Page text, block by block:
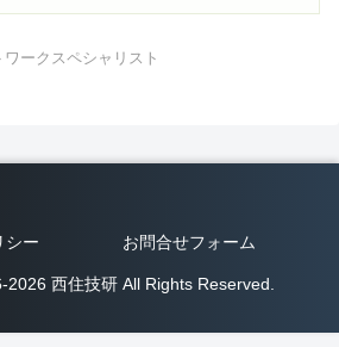
ワークスペシャリスト
シー お問合せフォーム
西住技研 All Rights Reserved.